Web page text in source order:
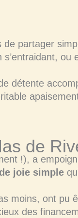
de partager
ou
détente
de
!), a
joie simple
moins, ont pu
des